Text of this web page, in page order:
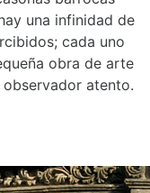
una infinidad de
cada uno
obra de arte
atento.